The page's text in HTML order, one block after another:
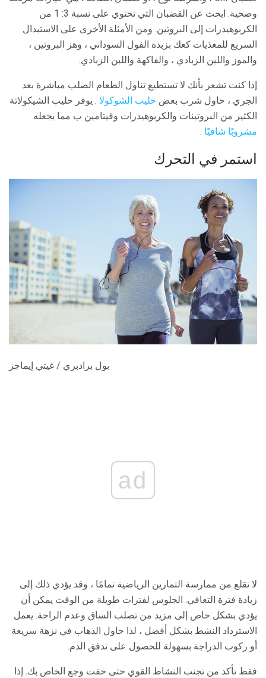
وصحية. ابحث عن القضبان التي تحتوي على نسبة 3: 1 من
الكربوهيدرات إلى البروتين. ومن الأمثلة الأخرى على الاستبدال
السريع للمغذيات كعك بزبدة الفول السوداني ، وهز البروتين ،
والموز واللبن الزبادي ، والفاكهة واللبن الزبادي.
إذا كنت تشعر بأنك لا تستطيع تناول الطعام الصلب مباشرة بعد
الجري ، حاول شرب بعض حليب الشوكولا . يوفر حليب الشيكولاتة
الكثير من البروتينات والكربوهيدرات وفيتامين ب مما يجعله
مشروبًا شافيًا .
استمر في التحرك
بول برادبري / غيتي إيماجز
ad
لا تقلع من ممارسة التمارين الرياضية تمامًا ، وقد يؤدي ذلك إلى
زيادة فترة التعافي. الجلوس لفترات طويلة من الوقت يمكن أن
يؤدي بشكل خاص إلى مزيد من تصلب الساق وعدم الراحة. يعمل
الاسترداد النشط بشكل أفضل ، لذا حاول الذهاب في نزهة سريعة
أو ركوب الدراجة بسهولة للحصول على تدفق الدم.
فقط تأكد من تجنب النشاط القوي حتى خفت وجع الخاص بك. إذا